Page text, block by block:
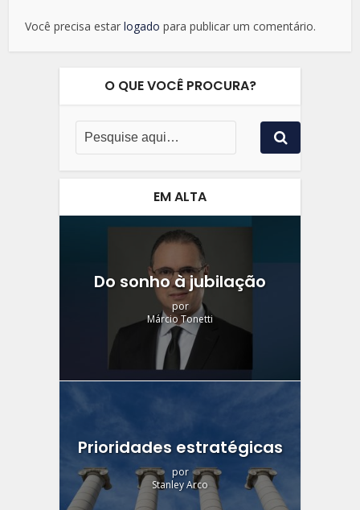
Você precisa estarlogado para publicar um comentário.
O QUE VOCÊ PROCURA?
EM ALTA
Do sonho à jubilação
por
Márcio Tonetti
Prioridades estratégicas
por
Stanley Arco